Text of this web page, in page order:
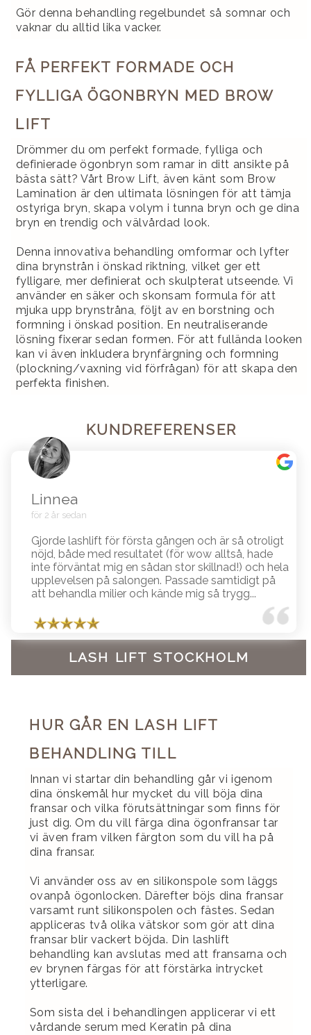
Gör denna behandling regelbundet så somnar och
vaknar du alltid lika vacker.
FÅ PERFEKT FORMADE OCH
FYLLIGA ÖGONBRYN MED BROW
LIFT
Drömmer du om perfekt formade, fylliga och
definierade ögonbryn som ramar in ditt ansikte på
bästa sätt? Vårt Brow Lift, även känt som Brow
Lamination är den ultimata lösningen för att tämja
ostyriga bryn, skapa volym i tunna bryn och ge dina
bryn en trendig och välvårdad look.
Denna innovativa behandling omformar och lyfter
dina brynstrån i önskad riktning, vilket ger ett
fylligare, mer definierat och skulpterat utseende. Vi
använder en säker och skonsam formula för att
mjuka upp brynstråna, följt av en borstning och
formning i önskad position. En neutraliserande
lösning fixerar sedan formen. För att fullända looken
kan vi även inkludera brynfärgning och formning
(plockning/vaxning vid förfrågan) för att skapa den
perfekta finishen.
KUNDREFERENSER
Linnea
för 2 år sedan
Gjorde lashlift för första gången och är så otroligt
nöjd, både med resultatet (för wow alltså, hade
inte förväntat mig en sådan stor skillnad!) och hela
upplevelsen på salongen. Passade samtidigt på
att behandla milier och kände mig så trygg...
LASH LIFT STOCKHOLM
HUR GÅR EN LASH LIFT
BEHANDLING TILL
Innan vi startar din behandling går vi igenom
dina önskemål hur mycket du vill böja dina
fransar och vilka förutsättningar som finns för
just dig. Om du vill färga dina ögonfransar tar
vi även fram vilken färgton som du vill ha på
dina fransar.
Vi använder oss av en silikonspole som läggs
ovanpå ögonlocken. Därefter böjs dina fransar
varsamt runt silikonspolen och fästes. Sedan
appliceras två olika vätskor som gör att dina
fransar blir vackert böjda. Din lashlift
behandling kan avslutas med att fransarna och
ev brynen färgas för att förstärka intrycket
ytterligare.
Som sista del i behandlingen applicerar vi ett
vårdande serum med Keratin på dina